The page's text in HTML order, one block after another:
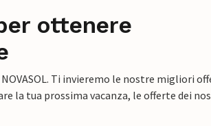
ottenere
Ti invieremo le nostre migliori
la tua prossima vacanza, le offerte dei